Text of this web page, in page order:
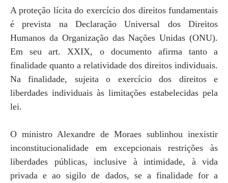
A proteção lícita do exercício dos direitos fundamentais
é prevista na Declaração Universal dos Direitos
Humanos da Organização das Nações Unidas (ONU).
Em seu art. XXIX, o documento afirma tanto a
finalidade quanto a relatividade dos direitos individuais.
Na finalidade, sujeita o exercício dos direitos e
liberdades individuais às limitações estabelecidas pela
lei.
O ministro Alexandre de Moraes sublinhou inexistir
inconstitucionalidade em excepcionais restrições às
liberdades públicas, inclusive à intimidade, à vida
privada e ao sigilo de dados, se a finalidade for a